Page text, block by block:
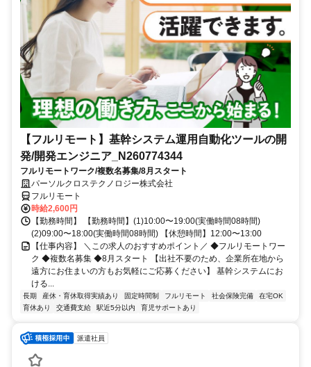
【フルリモート】基幹システム運用自動化ツールの開
発/開発エンジニア_N260774344
フルリモートワーク/複数名募集/8月スタート
パーソルクロステクノロジー株式会社
フルリモート
時給2,600円
【勤務時間】 【勤務時間】(1)10:00〜19:00(実働時間08時間)
(2)09:00〜18:00(実働時間08時間) 【休憩時間】12:00〜13:00
【仕事内容】 ＼この求人のおすすめポイント／ ◆フルリモートワー
ク ◆複数名募集 ◆8月スタート 【出社不要のため、企業所在地から
遠方にお住まいの方もお気軽にご応募ください】 基幹システムにお
ける...
長期 産休・育休取得実績あり 固定時間制 フルリモート 社会保険完備
在宅OK
育休あり
交通費支給 駅近5分以内 育児サポートあり
派遣社員